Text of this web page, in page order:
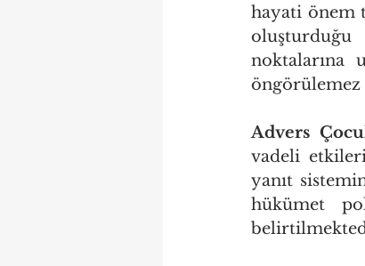
hayati önem
oluşturduğu
noktalarına
öngörülemez
Advers
vadeli
yanıt
hükümet